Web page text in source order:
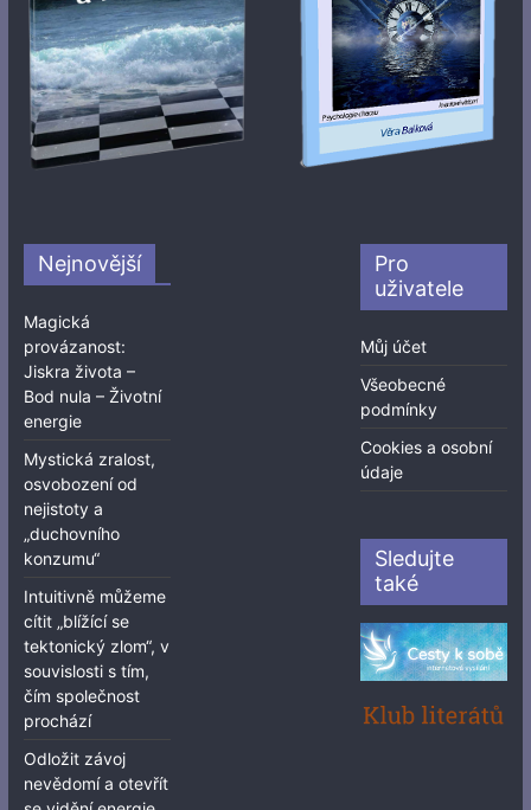
Nejnovější
Magická
provázanost:
Jiskra života –
Bod nula – Životní
energie
Mystická zralost,
osvobození od
nejistoty a
„duchovního
konzumu“
Intuitivně můžeme
cítit „blížící se
tektonický zlom“, v
souvislosti s tím,
čím společnost
prochází
Odložit závoj
nevědomí a otevřít
Pro
uživatele
Můj účet
Všeobecné
podmínky
Cookies a osobní
údaje
Sledujte
také